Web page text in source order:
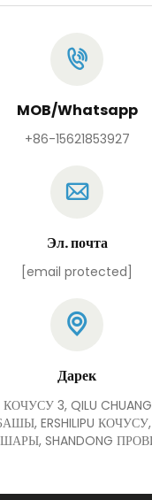
MOB/Whatsapp
+86-15621853927
Эл. почта
[email protected]
Дарек
3, QILU
ERSHILIPU
ШАРЫ, SHANDONG